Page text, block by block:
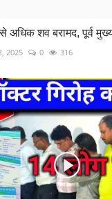
अधिक शव बरामद, पूर्व
2025 0 316